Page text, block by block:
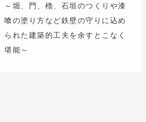
～堀、門、櫓、石垣のつくりや漆
喰の塗り方など鉄壁の守りに込め
られた建築的工夫を余すとこなく
堪能～